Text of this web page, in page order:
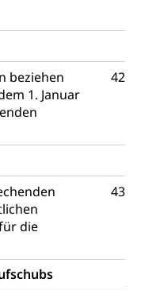
beziehen
1. Januar
42
die
43